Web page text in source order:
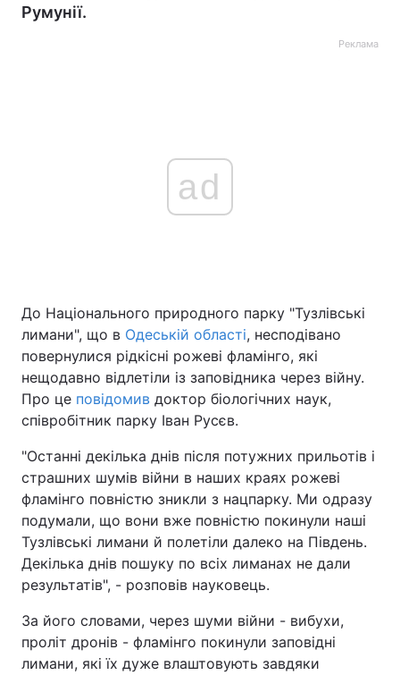
Україна Політика
Світ
Спорт Наука
Техно і зв'язок
Зброя Інциденти
Здоров'я Туризм
Цікавинки Погода
Лонгріди
Румунії.
Реклама
ad
До Національного природного парку "Тузлівські
лимани", що в Одеській області, несподівано
повернулися рідкісні рожеві фламінго, які
нещодавно відлетіли із заповідника через війну.
Про це повідомив доктор біологічних наук,
співробітник парку Іван Русєв.
"Останні декілька днів після потужних прильотів і
страшних шумів війни в наших краях рожеві
фламінго повністю зникли з нацпарку. Ми одразу
подумали, що вони вже повністю покинули наші
Тузлівські лимани й полетіли далеко на Південь.
Декілька днів пошуку по всіх лиманах не дали
результатів", - розповів науковець.
За його словами, через шуми війни - вибухи,
проліт дронів - фламінго покинули заповідні
лимани, які їх дуже влаштовують завдяки